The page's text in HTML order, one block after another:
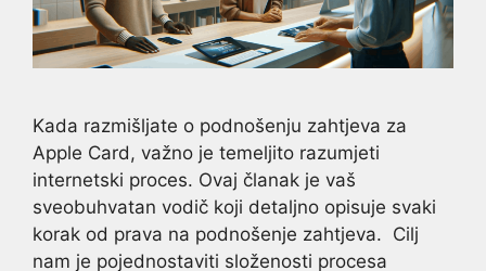
Kada razmišljate o podnošenju zahtjeva za
Apple Card, važno je temeljito razumjeti
internetski proces. Ovaj članak je vaš
sveobuhvatan vodič koji detaljno opisuje svaki
korak od prava na podnošenje zahtjeva. Cilj
nam je pojednostaviti složenosti procesa